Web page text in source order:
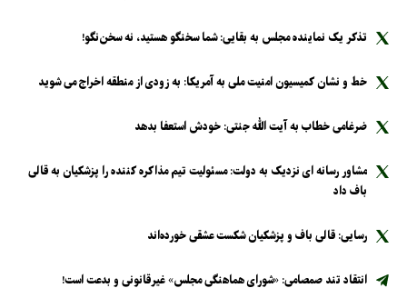
تذکر یک نماینده مجلس به بقایی: شما سخنگو هستید، نه سخن‌نگو!
خط و نشان کمیسیون امنیت ملی به آمریکا: به زودی از منطقه اخراج می شوید
ضرغامی خطاب به آیت الله جنتی: خودش استعفا بدهد
مشاور رسانه ای نزدیک به دولت: مسئولیت تیم مذاکره کننده را پزشکیان به قالی
باف داد
رسایی: قالی باف و پزشکیان شکست عشقی خورده‌اند
انتقاد تند صمصامی: «شورای هماهنگی مجلس» غیرقانونی و بدعت است!